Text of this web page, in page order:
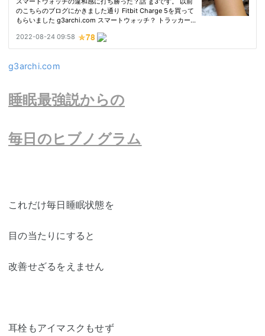
g3archi.com
睡眠最強説からの
毎日のヒブノグラム
これだけ毎日睡眠状態を
目の当たりにすると
改善せざるをえません
耳栓もアイマスクもせず